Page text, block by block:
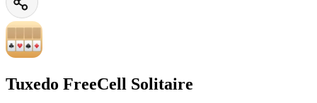
Tuxedo FreeCell Solitaire